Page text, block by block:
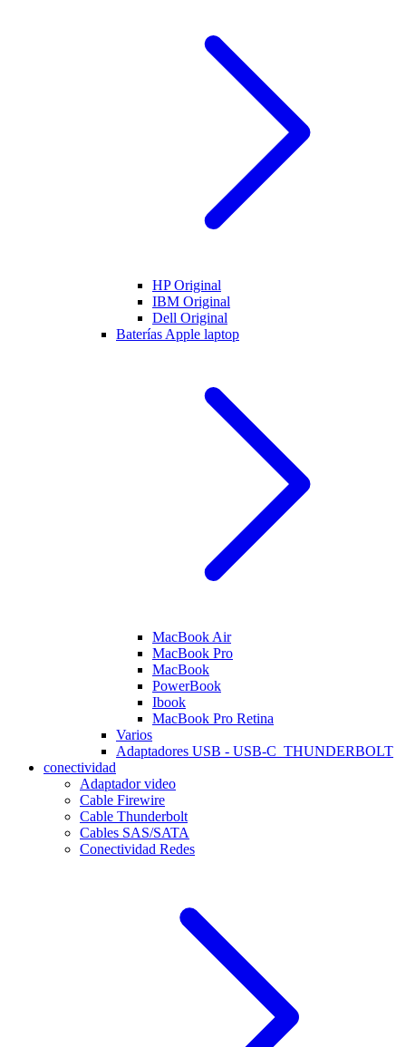
HP Original
IBM Original
Dell Original
Baterías Apple laptop
MacBook Air
MacBook Pro
MacBook
PowerBook
Ibook
MacBook Pro Retina
Varios
Adaptadores USB - USB-C_THUNDERBOLT
conectividad
Adaptador video
Cable Firewire
Cable Thunderbolt
Cables SAS/SATA
Conectividad Redes